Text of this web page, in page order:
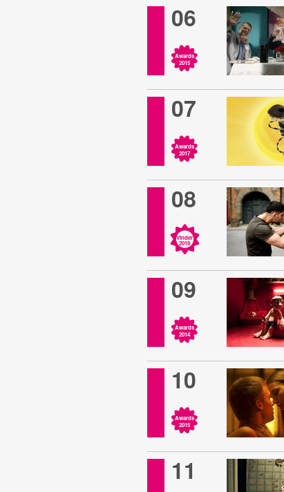
06
Awards
2015
07
Awards
2017
08
Vinder
2018
09
Awards
2014
10
Awards
2015
11